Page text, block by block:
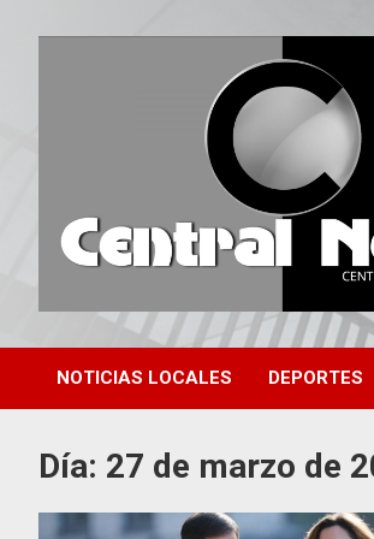
Central News
Central de Noticias
NOTICIAS LOCALES DEPORTES
Día: 27 de marzo de